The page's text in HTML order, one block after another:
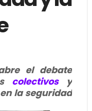
el debate
colectivosy
la seguridad